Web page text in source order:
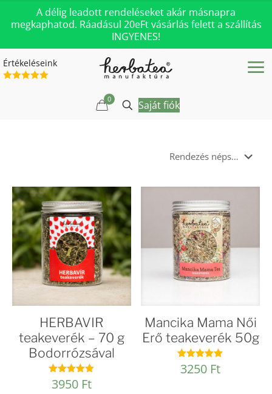
A délig leadott rendeléseket akár másnapra
megkaphatod. Ráadásul 20eFt vásárlás felett a szállítás
INGYENES!
Értékeléseink
0 Saját fiók
HERBAVIR
teakeverék – 70 g
Bodorrózsával
Értékelés:
4.95
3950 Ft
Mancika Mama Női
Erő teakeverék 50g
Értékelés:
4.93
3250 Ft